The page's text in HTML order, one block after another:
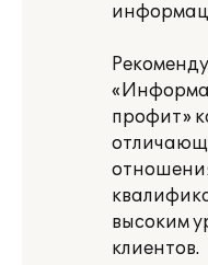
профит»
высоким
клиентов.